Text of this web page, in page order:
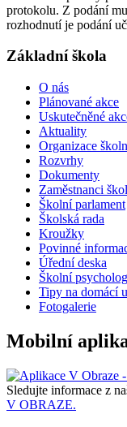
protokolu. Z podání
rozhodnutí je podání
Základní škola
O nás
Plánované akce
Uskutečněné
Aktuality
Organizace
Rozvrhy
Dokumenty
Zaměstnanci
Školní parlament
Školská rada
Kroužky
Povinné
Úřední deska
Školní psycholog
Tipy na domácí
Fotogalerie
Mobilní
Sledujte informace z
V OBRAZE.